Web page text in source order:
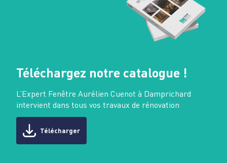
Téléchargez notre catalogue !
L’Expert Fenêtre Aurélien Cuenot à Damprichard
intervient dans tous vos travaux de rénovation
Télécharger